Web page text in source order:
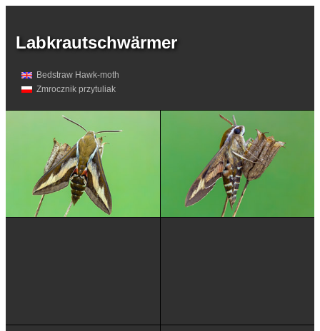
Labkrautschwärmer
Bedstraw Hawk-moth
Zmrocznik przytuliak